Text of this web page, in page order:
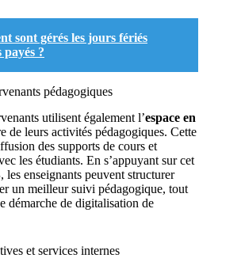
sont gérés les jours fériés
payés ?
pédagogiques
utilisent également l’espace en
de leurs activités pédagogiques. Cette
des supports de cours et
les étudiants. En s’appuyant sur cet
, les enseignants peuvent structurer
un meilleur suivi pédagogique, tout
démarche de digitalisation de
et services internes